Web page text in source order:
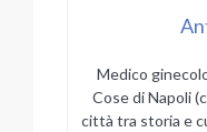
Medico
Cose di Napoli
città tra storia e